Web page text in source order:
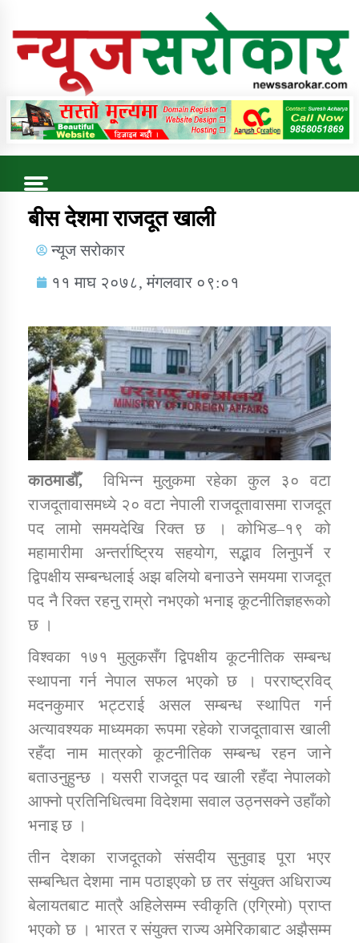
Online News Portal
Trending Now
डिभिजन कार्यालय जुम्लाको सुचना सन्देश
कर्णाली प्रविधि शिक्षालय जुम्लाको सुचना
सामाजिक बिकास कार्यालय जुम्लाकाे सुचना
कार्यक्रम कार्यान्वयन एकाई जुम्लाको सुचना
कर्णाली प्राविधि शिक्षालय जुम्लाको सुचना
बीस देशमा राजदूत खाली
न्यूज सरोकार
११ माघ २०७८, मंगलवार ०९:०१
काठमाडौँ,
विभिन्न मुलुकमा रहेका कुल ३० वटा
राजदूतावासमध्ये २० वटा नेपाली राजदूतावासमा राजदूत
पद लामो समयदेखि रिक्त छ । कोभिड–१९ को
महामारीमा अन्तर्राष्ट्रिय सहयोग, सद्भाव लिनुपर्ने र
द्विपक्षीय सम्बन्धलाई अझ बलियो बनाउने समयमा राजदूत
पद नै रिक्त रहनु राम्रो नभएको भनाइ कूटनीतिज्ञहरूको
छ ।
विश्वका १७१ मुलुकसँग द्विपक्षीय कूटनीतिक सम्बन्ध
स्थापना गर्न नेपाल सफल भएको छ । परराष्ट्रविद्
मदनकुमार भट्टराई असल सम्बन्ध स्थापित गर्न
अत्यावश्यक माध्यमका रूपमा रहेको राजदूतावास खाली
रहँदा नाम मात्रको कूटनीतिक सम्बन्ध रहन जाने
बताउनुहुन्छ । यसरी राजदूत पद खाली रहँदा नेपालको
आफ्नो प्रतिनिधित्वमा विदेशमा सवाल उठ्नसक्ने उहाँको
भनाइ छ ।
तीन देशका राजदूतको संसदीय सुनुवाइ पूरा भएर
सम्बन्धित देशमा नाम पठाइएको छ तर संयुक्त अधिराज्य
बेलायतबाट मात्रै अहिलेसम्म स्वीकृति (एग्रिमो) प्राप्त
भएको छ । भारत र संयुक्त राज्य अमेरिकाबाट अझैसम्म